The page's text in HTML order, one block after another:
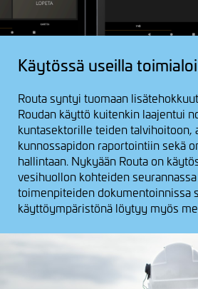
Käytössä useilla
Routa syntyi tuomaan
Roudan käyttö kuitenkin laajentui
kuntasektorille teiden talvihoitoon,
kunnossapidon raportointiin sekä
hallintaan. Nykyään Routa on
vesihuollon kohteiden
toimenpiteiden dokumentoinnissa
käyttöympäristönä löytyy myös